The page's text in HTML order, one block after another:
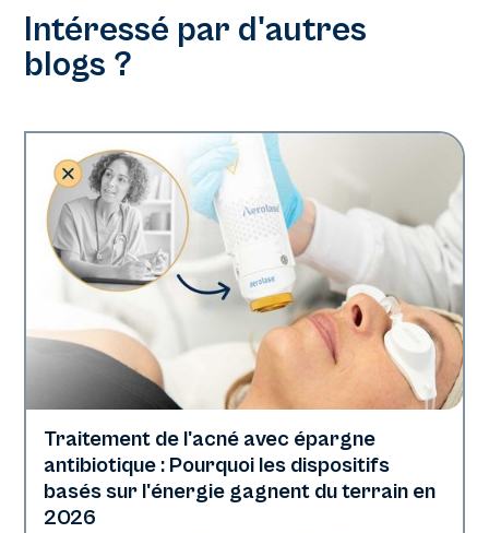
Intéressé par d'autres
blogs ?
Santé de la peau
Traitement de l'acné avec épargne
antibiotique : Pourquoi les dispositifs
basés sur l'énergie gagnent du terrain en
2026